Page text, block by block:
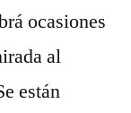
ocasiones
al
están